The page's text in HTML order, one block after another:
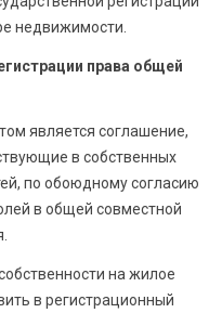
недвижимости.
права общей
является соглашение,
в собственных
по обоюдному согласию
в общей совместной
на жилое
в регистрационный